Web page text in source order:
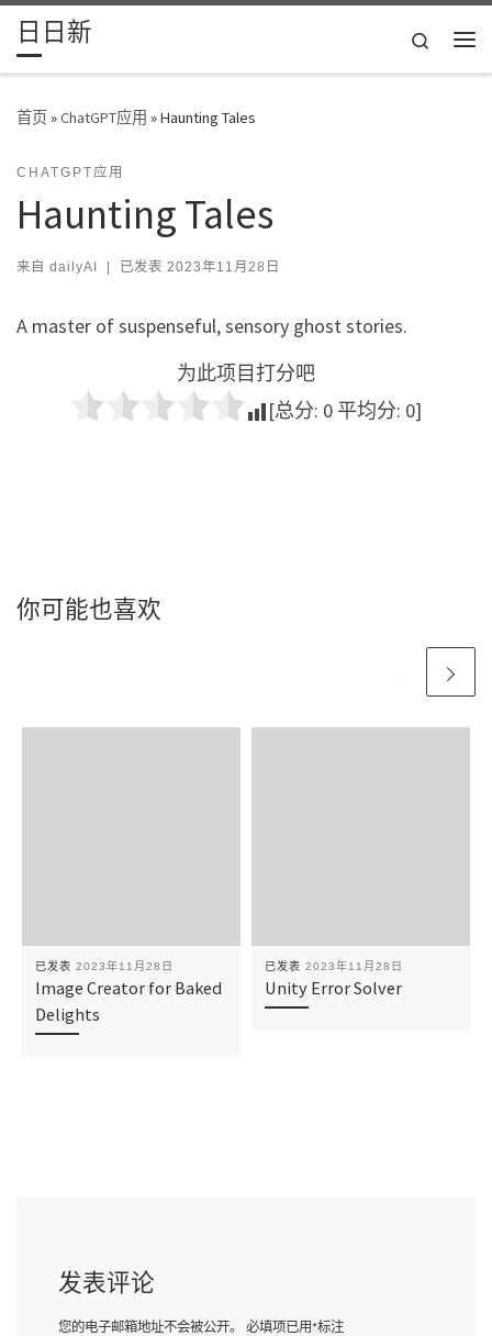
Skip to content
日日新
Search
首页»ChatGPT应用 »Haunting Tales
CHATGPT应用
Haunting Tales
来自 dailyAI | 已发表 2023年11月28日
A master of suspenseful, sensory ghost stories.
为此项目打分吧
[总分: 0 平均分: 0]
你可能也喜欢
已发表 2023年11月28日
Image Creator for Baked
Delights
已发表 2023年11月28日
Unity Error Solver
发表评论
您的电子邮箱地址不会被公开。 必填项已用*标注